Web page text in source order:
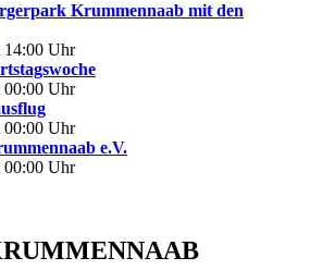
Krummennaab mit den
14:00 Uhr
00:00 Uhr
00:00 Uhr
e.V.
00:00 Uhr